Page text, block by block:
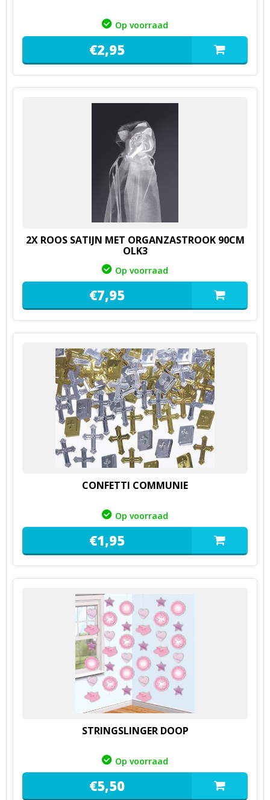
Op voorraad
€2,95
2X ROOS SATIJN MET ORGANZASTROOK 90CM
OLK3
Op voorraad
€7,95
CONFETTI COMMUNIE
Op voorraad
€1,95
STRINGSLINGER DOOP
Op voorraad
€5,50